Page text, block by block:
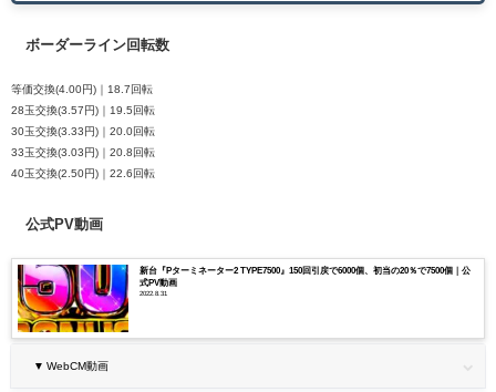
ボーダーライン回転数
等価交換(4.00円)｜18.7回転
28玉交換(3.57円)｜19.5回転
30玉交換(3.33円)｜20.0回転
33玉交換(3.03円)｜20.8回転
40玉交換(2.50円)｜22.6回転
公式PV動画
新台『Pターミネーター2 TYPE7500』150回引戻で6000個、初当の20％で7500個｜公
式PV動画
2022.8.31
▼ WebCM動画